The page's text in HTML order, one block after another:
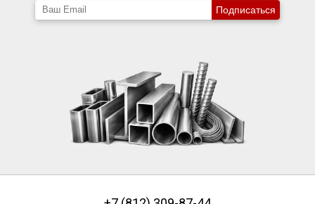
Подписаться